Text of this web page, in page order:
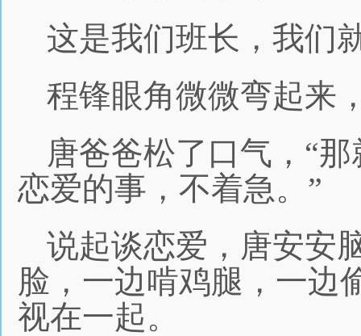
这是我们班长，我们
程锋眼角微微弯起来
唐爸爸松了口气，“
恋爱的事，不着急。”
说起谈恋爱，唐安安
脸，一边啃鸡腿，一边
视在一起。